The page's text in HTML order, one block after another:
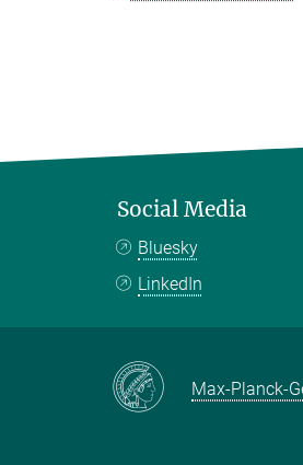
Social Media
Bluesky
LinkedIn
Max-Planck-